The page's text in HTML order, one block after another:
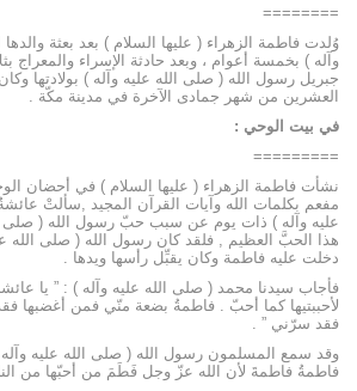
========
وُلدت فاطمة الزهراء ( عليها السلام ) بعد بعثة
وآله ) بخمسة أعوام ، وبعد حادثة الإسراء والمعراج
جبريل رسول الله ( صلى الله عليه وآله ) بولادتها وكان
العشرين من شهر جمادى الآخرة في مدينة مكّة .
في بيت الوحي :
=========
نشأت فاطمة الزهراء ( عليها السلام ) في أحضان
مفعم بكلمات الله وآيات القرآن المجيد ,سألتْ
عليه وآله ) ذات يوم عن سبب حبّ رسول الله ( صلى
هذا الحبَّ العظيم , فلقد كان رسول الله ( صلى الله
دخلت عليه فاطمة وكان يقبِّل رأسها ويدها .
فأجاب سيدنا محمد ( صلى الله عليه وآله ) : ” يا
لأحببتيها كما أحبّ . فاطمةُ بضعة منّي فمن أغضبها
فقد سرّني ” .
وقد سمع المسلمون رسول الله ( صلى الله عليه
فاطمةُ فاطمةَ لأن الله عزّ وجل فَطَمَ من أحبّها من